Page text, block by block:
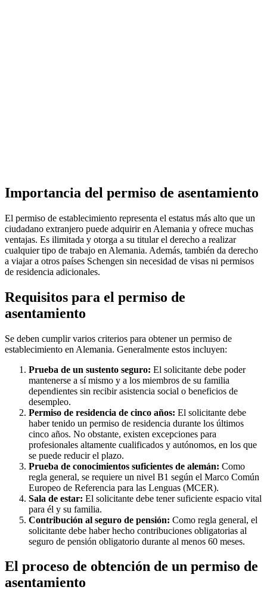
Importancia del permiso de asentamiento
El permiso de establecimiento representa el estatus más alto que un
ciudadano extranjero puede adquirir en Alemania y ofrece muchas
ventajas. Es ilimitada y otorga a su titular el derecho a realizar
cualquier tipo de trabajo en Alemania. Además, también da derecho
a viajar a otros países Schengen sin necesidad de visas ni permisos
de residencia adicionales.
Requisitos para el permiso de
asentamiento
Se deben cumplir varios criterios para obtener un permiso de
establecimiento en Alemania. Generalmente estos incluyen:
Prueba de un sustento seguro: El solicitante debe poder
mantenerse a sí mismo y a los miembros de su familia
dependientes sin recibir asistencia social o beneficios de
desempleo.
Permiso de residencia de cinco años: El solicitante debe
haber tenido un permiso de residencia durante los últimos
cinco años. No obstante, existen excepciones para
profesionales altamente cualificados y autónomos, en los que
se puede reducir el plazo.
Prueba de conocimientos suficientes de alemán: Como
regla general, se requiere un nivel B1 según el Marco Común
Europeo de Referencia para las Lenguas (MCER).
Sala de estar: El solicitante debe tener suficiente espacio vital
para él y su familia.
Contribución al seguro de pensión: Como regla general, el
solicitante debe haber hecho contribuciones obligatorias al
seguro de pensión obligatorio durante al menos 60 meses.
El proceso de obtención de un permiso de
asentamiento